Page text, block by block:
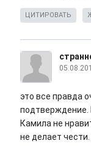
ЦИТИРОВАТЬ
это все правда
подтверждение.
Камила не
не делает